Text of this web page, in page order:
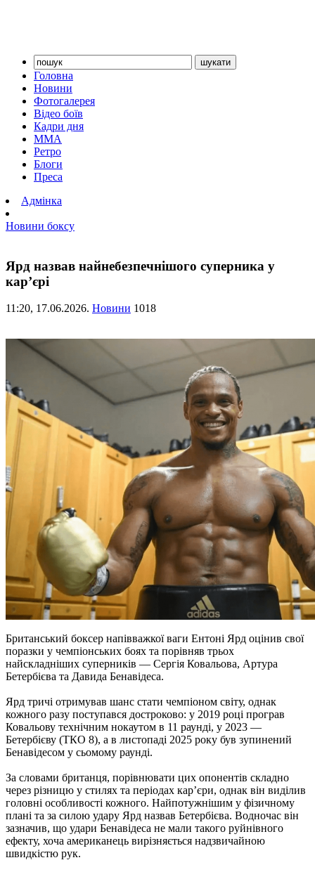
Головна
Новини
Фотогалерея
Відео боїв
Кадри дня
ММА
Ретро
Блоги
Преса
Адмінка
Новини боксу
Ярд назвав найнебезпечнішого суперника у
кар’єрі
11:20, 17.06.2026. Новини 1018
Британський боксер напівважкої ваги Ентоні Ярд оцінив свої
поразки у чемпіонських боях та порівняв трьох
найскладніших суперників — Сергія Ковальова, Артура
Бетербієва та Давида Бенавідеса.
Ярд тричі отримував шанс стати чемпіоном світу, однак
кожного разу поступався достроково: у 2019 році програв
Ковальову технічним нокаутом в 11 раунді, у 2023 —
Бетербієву (ТКО 8), а в листопаді 2025 року був зупинений
Бенавідесом у сьомому раунді.
За словами британця, порівнювати цих опонентів складно
через різницю у стилях та періодах кар’єри, однак він виділив
головні особливості кожного. Найпотужнішим у фізичному
плані та за силою удару Ярд назвав Бетербієва. Водночас він
зазначив, що удари Бенавідеса не мали такого руйнівного
ефекту, хоча американець вирізняється надзвичайною
швидкістю рук.